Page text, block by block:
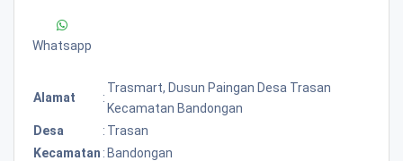
Whatsapp
Alamat :
Trasmart, Dusun Paingan Desa Trasan
Kecamatan Bandongan
Desa
: Trasan
Kecamatan : Bandongan